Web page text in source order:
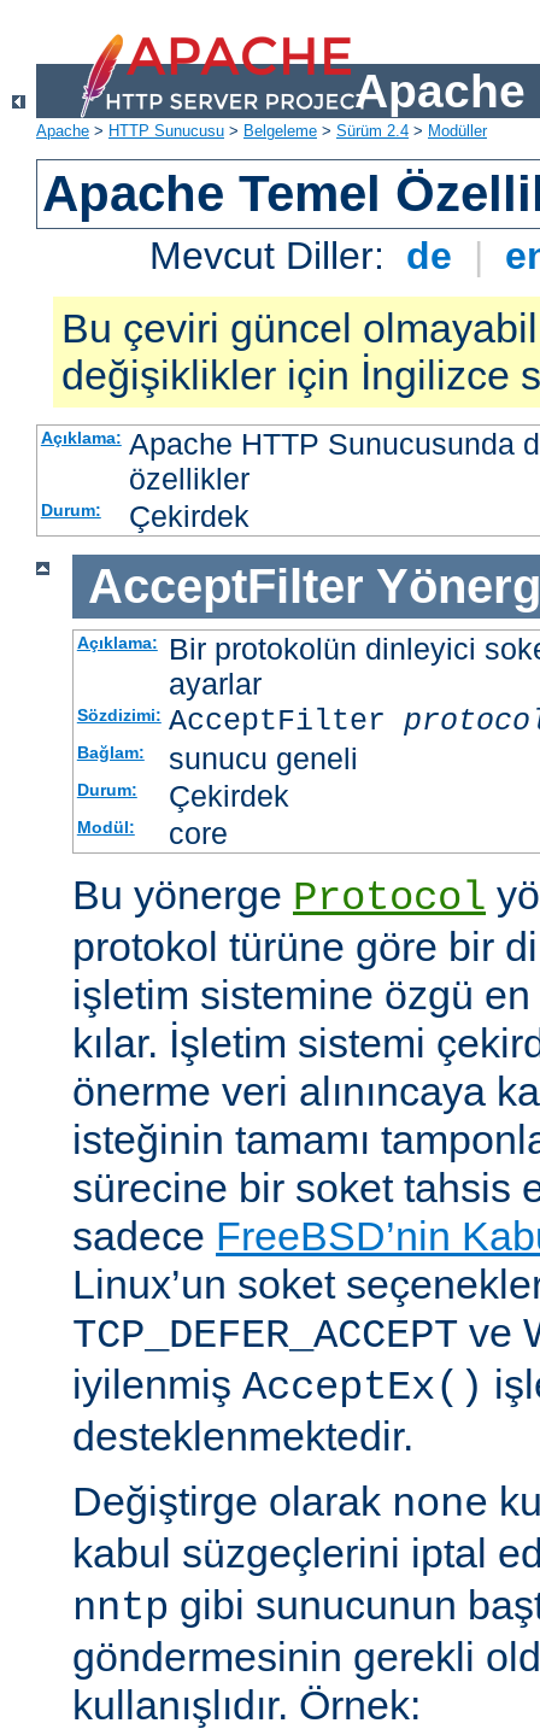
Apache
Apache > HTTP Sunucusu > Belgeleme > Sürüm 2.4 > Modüller
Apache Temel
Mevcut Diller: de |
Bu çeviri güncel
değişiklikler için İngilizce
Açıklama: Apache HTTP Sunucusunda
özellikler
Durum: Çekirdek
AcceptFilter
Açıklama:
Bir protokolün dinleyici
ayarlar
Sözdizimi: AcceptFilter
Bağlam: sunucu geneli
Durum: Çekirdek
Modül: core
Bu yönerge Protocol
protokol türüne göre bir
işletim sistemine özgü
kılar. İşletim sistemi
önerme veri alınıncaya
isteğinin tamamı
sürecine bir soket tahsis
sadece FreeBSD’nin
Linux’un soket
TCP_DEFER_ACCEPT ve
iyilenmiş AcceptEx()
desteklenmektedir.
Değiştirge olarak none
kabul süzgeçlerini iptal
nntp gibi sunucunun
göndermesinin gerekli
kullanışlıdır. Örnek: